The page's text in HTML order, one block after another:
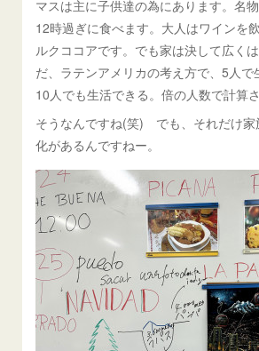
マスは主に子供達の為にあります。名
12時過ぎに食べます。大人はワインを
ルクココアです。でも家は決して広く
だ、ラテンアメリカの考え方で、5人で
10人でも生活できる。倍の人数で計算
そうなんですね(笑) でも、それだけ家
化があるんですねー。